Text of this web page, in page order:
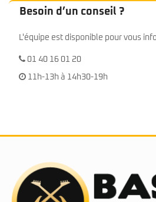
Besoin d’un conseil ?
L'équipe est disponible pour vous
01 40 16 01 20
11h-13h à 14h30-19h